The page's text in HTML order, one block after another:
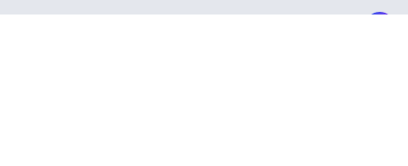
+7 (495) 023-60-11